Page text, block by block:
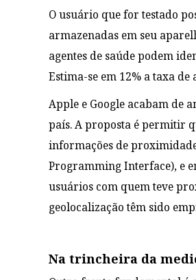
O usuário que for testado
armazenadas em seu
agentes de saúde podem
Estima-se em 12% a taxa
Apple e Google acabam de
país. A proposta é permitir
informações de
Programming Interface), e
usuários com quem teve
geolocalização têm sido
Na trincheira da